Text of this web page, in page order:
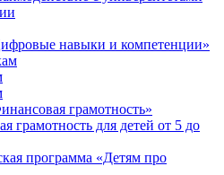
навыки и компетенции»
грамотность»
грамотность для детей от 5 до
программа «Детям про